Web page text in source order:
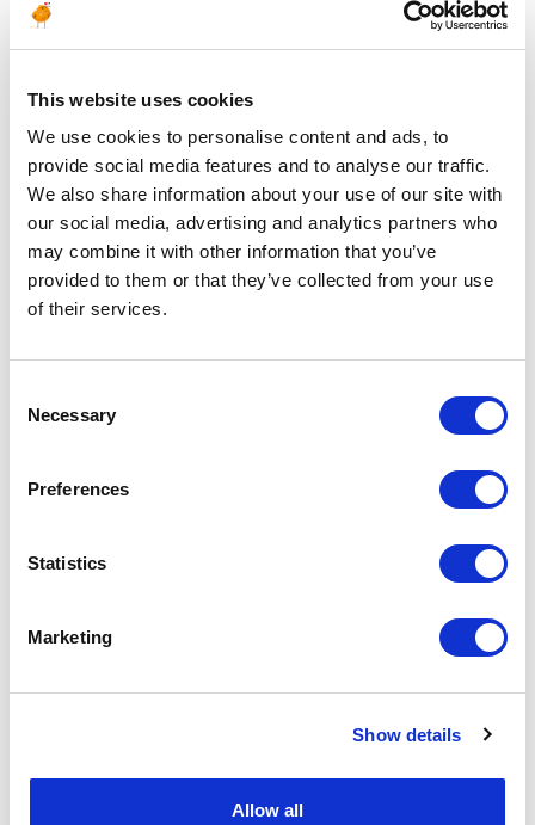
This website uses cookies
We use cookies to personalise content and ads, to
provide social media features and to analyse our traffic.
We also share information about your use of our site with
our social media, advertising and analytics partners who
may combine it with other information that you’ve
provided to them or that they’ve collected from your use
of their services.
Selection
Necessary
Preferences
Statistics
Marketing
Show details
Allow all
ALGÉRIE
02 allée des palmiers
El Malik Hydra
16000 Alger
Hassi Messaoud
EuroJapan Residence
RN N° 03
30500 Hassi Messaoud
Ouargla
ÉMIRATS ARABES UNIS
P.O. Box 122566
Maputo
Cabo Delgado
Pemba